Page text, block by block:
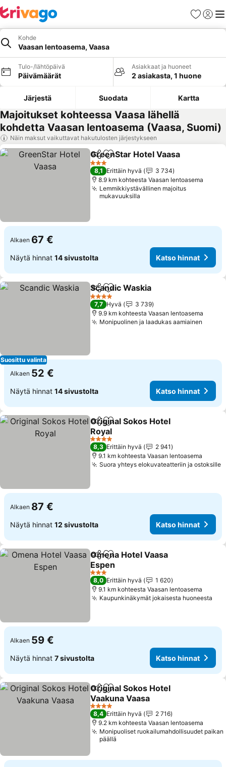
Suosikit
Kohde
Vaasan lentoasema, Vaasa
Tulo-/lähtöpäivä
Päivämäärät
Asiakkaat ja huoneet
2 asiakasta, 1 huone
Järjestä Suodata Kartta
Majoitukset kohteessa Vaasa lähellä
kohdetta Vaasan lentoasema (Vaasa, Suomi)
Näin maksut vaikuttavat hakutulosten järjestykseen
Jaa Lisää suosikkeihin
GreenStar Hotel Vaasa
3 Tähtiluokitus
8,1 Erittäin hyvä
3 734
8.9 km kohteesta Vaasan lentoasema
Lemmikkiystävällinen majoitus
mukavuuksilla
Alkaen 67 €
Näytä hinnat 14 sivustolta Katso hinnat
Suosittu valinta
Jaa Lisää suosikkeihin
Scandic Waskia
4 Tähtiluokitus
7,7 Hyvä
3 739
9.9 km kohteesta Vaasan lentoasema
Monipuolinen ja laadukas aamiainen
Alkaen 52 €
Näytä hinnat 14 sivustolta Katso hinnat
Jaa Lisää suosikkeihin
Original Sokos Hotel
Royal
4 Tähtiluokitus
8,3 Erittäin hyvä
2 941
9.1 km kohteesta Vaasan lentoasema
Suora yhteys elokuvateatteriin ja ostoksille
Alkaen 87 €
Näytä hinnat 12 sivustolta Katso hinnat
Jaa Lisää suosikkeihin
Omena Hotel Vaasa
Espen
3 Tähtiluokitus
8,0 Erittäin hyvä
1 620
9.1 km kohteesta Vaasan lentoasema
Kaupunkinäkymät jokaisesta huoneesta
Alkaen 59 €
Näytä hinnat 7 sivustolta Katso hinnat
Jaa Lisää suosikkeihin
Original Sokos Hotel
Vaakuna Vaasa
4 Tähtiluokitus
8,4 Erittäin hyvä
2 716
9.2 km kohteesta Vaasan lentoasema
Monipuoliset ruokailumahdollisuudet paikan
päällä